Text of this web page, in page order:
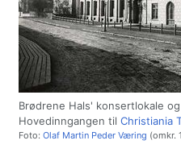
Brødrene Hals' konsertlokale
Hovedinngangen til Christiania
Foto: Olaf Martin Peder Væring (omkr.